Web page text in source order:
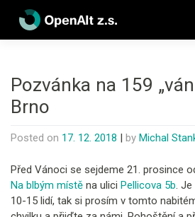
content
Pozvánka na 159
Brno
Posted on 17. 12. 2018 by Michal
Před Vánoci se sejdeme 21. prosince
Na blbým místě na ulici Pellicova 5b. Je
10-15 lidí, tak si prosím v tomto